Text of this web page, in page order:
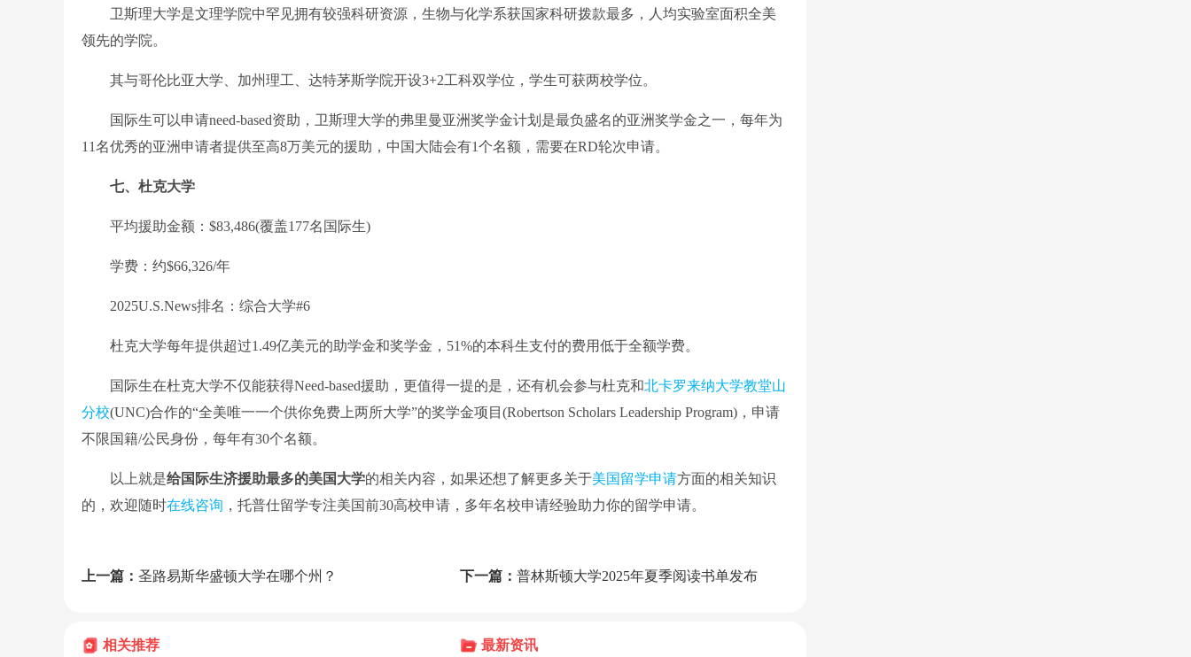
卫斯理大学是文理学院中罕见拥有较强科研资源，生物与化学系获国家科研拨款最多，人均实验室面积全美
领先的学院。
其与哥伦比亚大学、加州理工、达特茅斯学院开设3+2工科双学位，学生可获两校学位。
国际生可以申请need-based资助，卫斯理大学的弗里曼亚洲奖学金计划是最负盛名的亚洲奖学金之一，每年为
11名优秀的亚洲申请者提供至高8万美元的援助，中国大陆会有1个名额，需要在RD轮次申请。
七、杜克大学
平均援助金额：$83,486(覆盖177名国际生)
学费：约$66,326/年
2025U.S.News排名：综合大学#6
杜克大学每年提供超过1.49亿美元的助学金和奖学金，51%的本科生支付的费用低于全额学费。
国际生在杜克大学不仅能获得Need-based援助，更值得一提的是，还有机会参与杜克和北卡罗来纳大学教堂山
分校(UNC)合作的“全美唯一一个供你免费上两所大学”的奖学金项目(Robertson Scholars Leadership Program)，申请
不限国籍/公民身份，每年有30个名额。
以上就是给国际生济援助最多的美国大学的相关内容，如果还想了解更多关于美国留学申请方面的相关知识
的，欢迎随时在线咨询 ，托普仕留学专注美国前30高校申请，多年名校申请经验助力你的留学申请。
上一篇： 圣路易斯华盛顿大学在哪个州？ 下一篇： 普林斯顿大学2025年夏季阅读书单发布
相关推荐 最新资讯